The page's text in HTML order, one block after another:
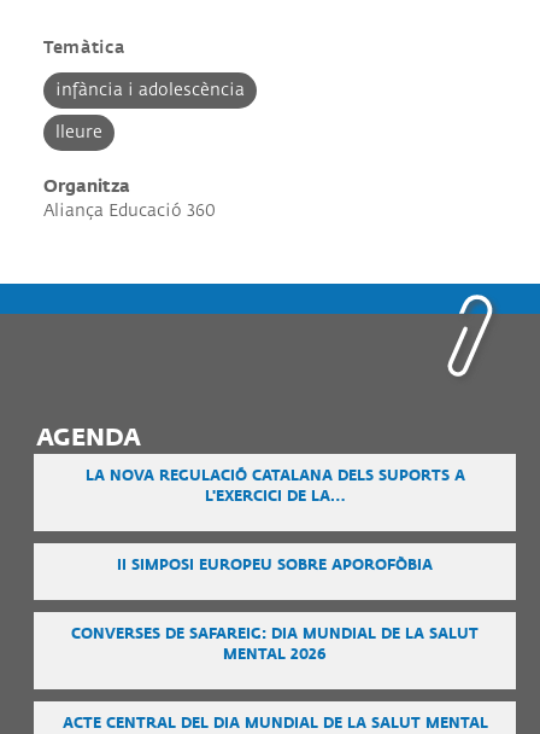
Temàtica
infància i adolescència
lleure
Organitza
Aliança Educació 360
AGENDA
LA NOVA REGULACIÓ CATALANA DELS SUPORTS A
L'EXERCICI DE LA…
II SIMPOSI EUROPEU SOBRE APOROFÒBIA
CONVERSES DE SAFAREIG: DIA MUNDIAL DE LA SALUT
MENTAL 2026
ACTE CENTRAL DEL DIA MUNDIAL DE LA SALUT MENTAL